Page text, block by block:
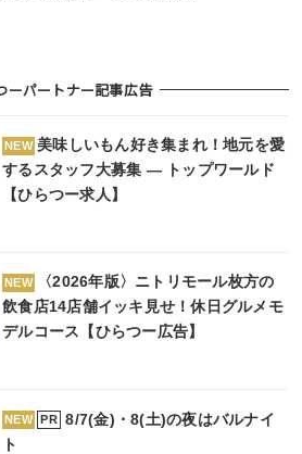
ーパートナー記事広告
NEW 美味しいもん好き集まれ！地元を愛
するスタッフ大募集 ― トップワールド
【ひらつー求人】
NEW
〈2026年版〉ニトリモール枚方の
飲食店14店舗イッキ見せ！休日グルメモ
デルコース【ひらつー広告】
NEW PR
8/7(金)・8(土)の夜はバルナイ
ト